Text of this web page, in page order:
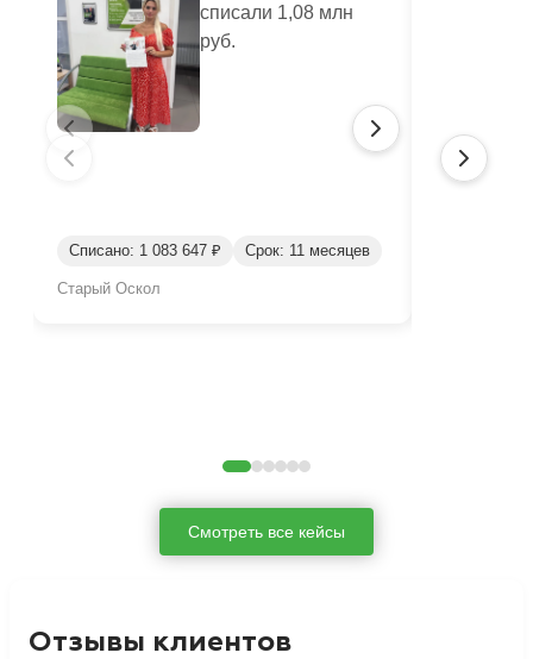
списали 1,08 млн
руб.
Списано: 1 083 647 ₽ Срок: 11 месяцев
Старый Оскол
Смотреть все кейсы
Отзывы клиентов